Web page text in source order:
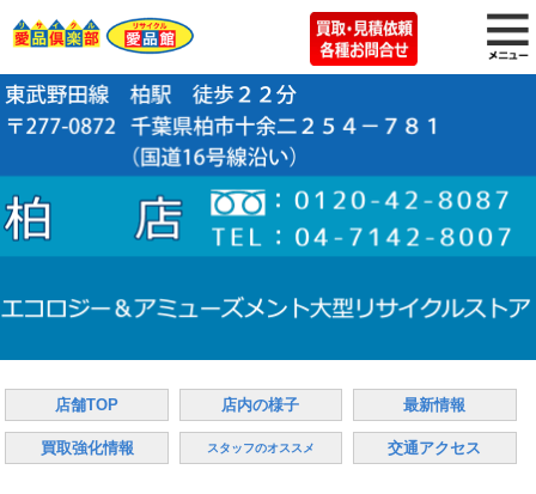
店舗TOP 店内の様子 最新情報
買取強化情報 スタッフのオススメ 交通アクセス